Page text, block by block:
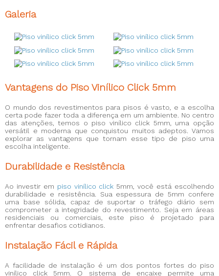
Galeria
Vantagens do Piso Vinílico Click 5mm
O mundo dos revestimentos para pisos é vasto, e a escolha
certa pode fazer toda a diferença em um ambiente. No centro
das atenções, temos o piso vinílico click 5mm, uma opção
versátil e moderna que conquistou muitos adeptos. Vamos
explorar as vantagens que tornam esse tipo de piso uma
escolha inteligente.
Durabilidade e Resistência
Ao investir em piso vinílico click 5mm, você está escolhendo
durabilidade e resistência. Sua espessura de 5mm confere
uma base sólida, capaz de suportar o tráfego diário sem
comprometer a integridade do revestimento. Seja em áreas
residenciais ou comerciais, este piso é projetado para
enfrentar desafios cotidianos.
Instalação Fácil e Rápida
A facilidade de instalação é um dos pontos fortes do piso
vinílico click 5mm. O sistema de encaixe permite uma